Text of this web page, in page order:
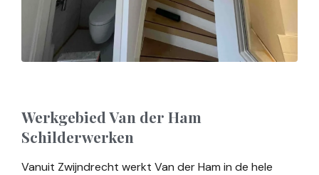
Werkgebied Van der Ham
Schilderwerken
Vanuit Zwijndrecht werkt Van der Ham in de hele